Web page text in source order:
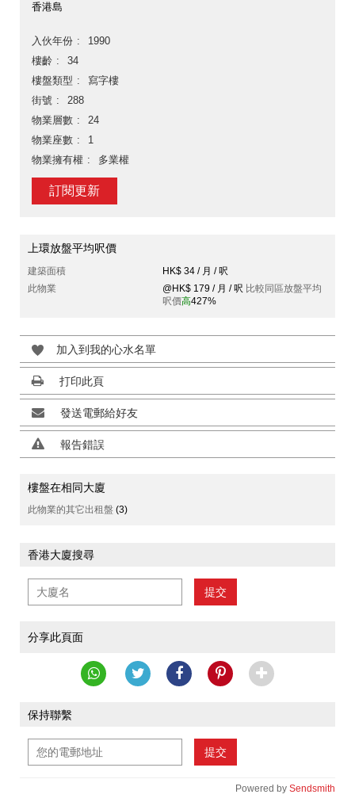
香港島
入伙年份
1990
樓齡
34
樓盤類型
寫字樓
街號
288
物業層數
24
物業座數
1
物業擁有權
多業權
訂閱更新
上環放盤平均呎價
建築面積
HK$ 34 / 月 / 呎
此物業
@HK$ 179 / 月 / 呎 比較同區放盤平均
呎價高427%
加入到我的心水名單
打印此頁
發送電郵給好友
報告錯誤
樓盤在相同大廈
此物業的其它出租盤 (3)
香港大廈搜尋
提交
分享此頁面
保持聯繫
提交
Powered by Sendsmith